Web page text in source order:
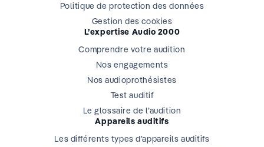
Politique de protection des données
Gestion des cookies
L’expertise Audio 2000
Comprendre votre audition
Nos engagements
Nos audioprothésistes
Test auditif
Le glossaire de l’audition
Appareils auditifs
Les différents types d’appareils auditifs